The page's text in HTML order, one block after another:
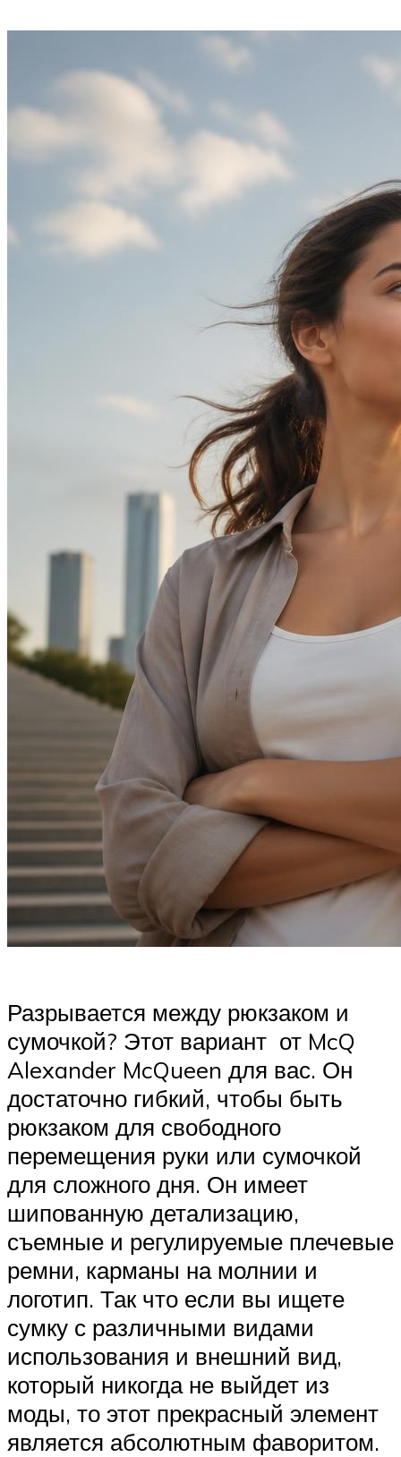
Разрывается между рюкзаком и
сумочкой? Этот вариант от McQ
Alexander McQueen для вас. Он
достаточно гибкий, чтобы быть
рюкзаком для свободного
перемещения руки или сумочкой
для сложного дня. Он имеет
шипованную детализацию,
съемные и регулируемые плечевые
ремни, карманы на молнии и
логотип. Так что если вы ищете
сумку с различными видами
использования и внешний вид,
который никогда не выйдет из
моды, то этот прекрасный элемент
является абсолютным фаворитом.